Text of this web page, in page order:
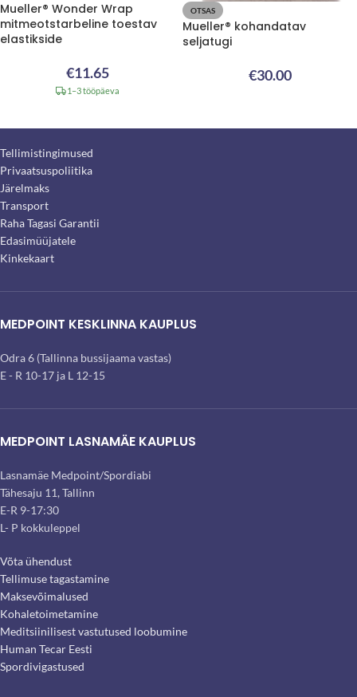
Mueller® Wonder Wrap
mitmeotstarbeline toestav
elastikside
€11.65
1–3 tööpäeva
OTSAS
Mueller® kohandatav
seljatugi
€30.00
Tellimistingimused
Privaatsuspoliitika
Järelmaks
Transport
Raha Tagasi Garantii
Edasimüüjatele
Kinkekaart
MEDPOINT KESKLINNA KAUPLUS
Odra 6 (Tallinna bussijaama vastas)
E - R 10-17 ja L 12-15
MEDPOINT LASNAMÄE KAUPLUS
Lasnamäe Medpoint/Spordiabi
Tähesaju 11, Tallinn
E-R 9-17:30
L- P kokkuleppel
Võta ühendust
Tellimuse tagastamine
Maksevõimalused
Kohaletoimetamine
Meditsiinilisest vastutused loobumine
Human Tecar Eesti
Spordivigastused